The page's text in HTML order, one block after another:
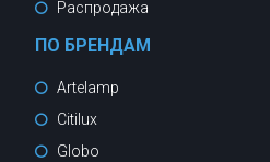
Распродажа
ПО БРЕНДАМ
Artelamp
Citilux
Globo